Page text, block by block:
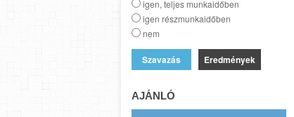
igen, teljes munkaidőben
igen részmunkaidőben
nem
Eredmények
AJÁNLÓ